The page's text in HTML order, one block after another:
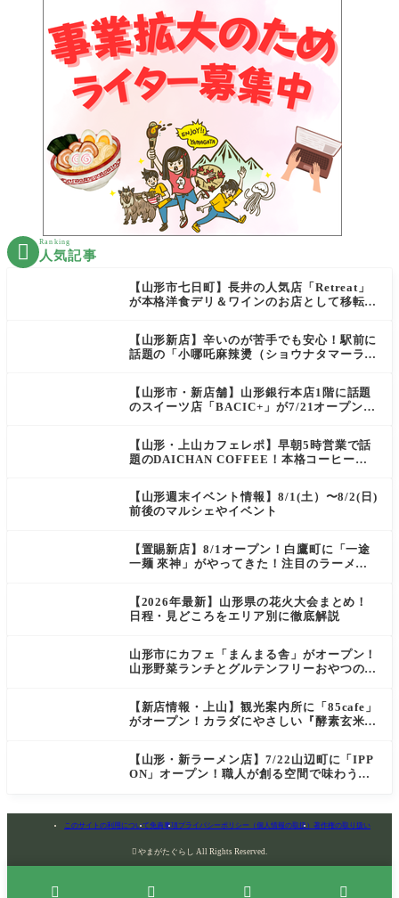
 Ranking
人気記事
【山形市七日町】長井の人気店「Retreat」
が本格洋食デリ＆ワインのお店として移転オ
【山形新店】辛いのが苦手でも安心！駅前に
話題の「小哪吒麻辣燙（ショウナタマーラー
【山形市・新店舗】山形銀行本店1階に話題
のスイーツ店「BACIC+」が7/21オープン！
【山形・上山カフェレポ】早朝5時営業で話
題のDAICHAN COFFEE！本格コーヒーを
【山形週末イベント情報】8/1(土）〜8/2(日)
前後のマルシェやイベント
【置賜新店】8/1オープン！白鷹町に「一途
一麺 來神」がやってきた！注目のラーメン
【2026年最新】山形県の花火大会まとめ！
日程・見どころをエリア別に徹底解説
山形市にカフェ「まんまる舎」がオープン！
山形野菜ランチとグルテンフリーおやつの新
【新店情報・上山】観光案内所に「85cafe」
がオープン！カラダにやさしい『酵素玄米お
【山形・新ラーメン店】7/22山辺町に「IPP
ON」オープン！職人が創る空間で味わう
このサイトの利用について免責事項プライバシーポリシー（個人情報の取扱） 著作権の取り扱い
 やまがたぐらし All Rights Reserved.
   